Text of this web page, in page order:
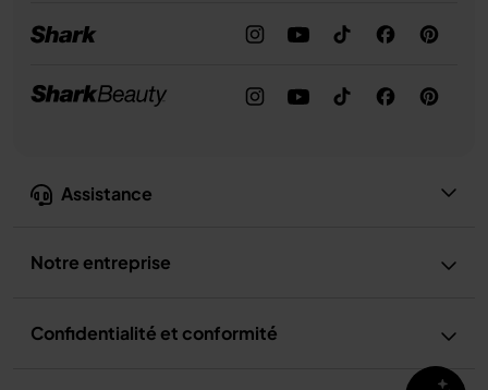
Assistance
Notre entreprise
Confidentialité et conformité